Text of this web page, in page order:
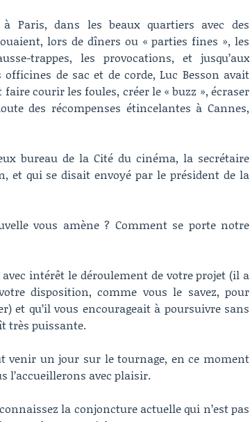
Paris, dans les beaux quartiers avec des
lors de dîners ou « parties fines », les
trappes, les provocations, et jusqu’aux
de sac et de corde, Luc Besson avait
courir les foules, créer le « buzz », écraser
des récompenses étincelantes à Cannes,
bureau de la Cité du cinéma, la secrétaire
et qui se disait envoyé par le président de la
vous amène ? Comment se porte notre
intérêt le déroulement de votre projet (il a
disposition, comme vous le savez, pour
et qu’il vous encourageait à poursuivre sans
très puissante.
venir un jour sur le tournage, en ce moment
l’accueillerons avec plaisir.
la conjoncture actuelle qui n’est pas